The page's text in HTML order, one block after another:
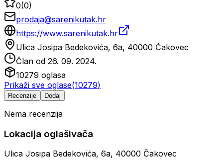
0(0)
prodaja@sarenikutak.hr
https://www.sarenikutak.hr
Ulica Josipa Bedekovića, 6a, 40000 Čakovec
Član od 26. 09. 2024.
10279 oglasa
Prikaži sve oglase(10279)
Recenzije Dodaj
Nema recenzija
Lokacija oglašivača
Ulica Josipa Bedekovića, 6a, 40000 Čakovec